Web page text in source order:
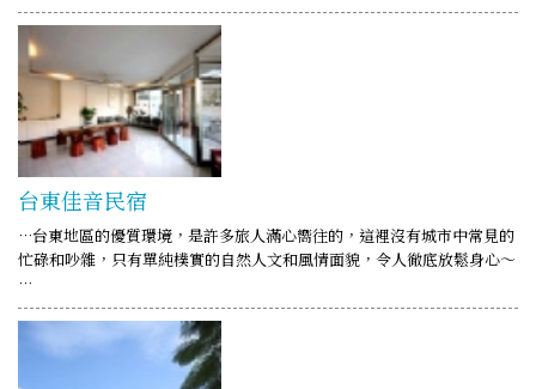
台東佳音民宿
…台東地區的優質環境，是許多旅人滿心嚮往的，這裡沒有城市中常見的
忙碌和吵雜，只有單純樸實的自然人文和風情面貌，令人徹底放鬆身心～
…